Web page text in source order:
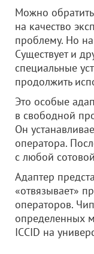
Можно
на качество
проблему. Но
Существует и
специальные
продолжить
Это особые
в свободной
Он
оператора.
с любой
Адаптер
«отвязывает»
операторов.
определенных
ICCID на